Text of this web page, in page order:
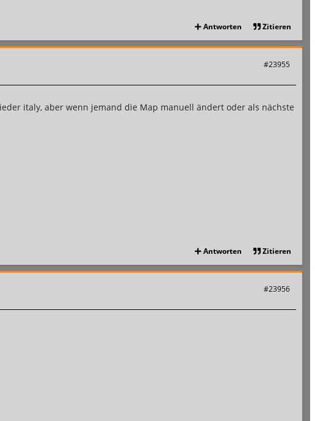
Antworten Zitieren
#23955
italy, aber wenn jemand die Map manuell ändert oder als nächste
Antworten Zitieren
#23956